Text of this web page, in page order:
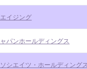
イジング
パンホールディングス
シエイツ・ホールディングス